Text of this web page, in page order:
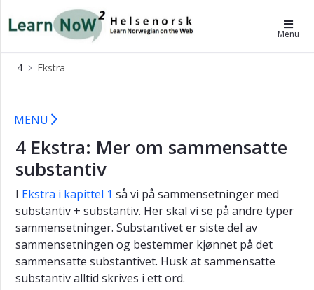
LearnNoW2-hs Menu
4 Ekstra
×
KAPITTEL
snakker
fysioterapeuten
B
Åse
har
problemer
med
synet
C
Rehabilitering
MENU
4 Ekstra: Mer om sammensatte
substantiv
I Ekstra i kapittel 1 så vi på sammensetninger med
substantiv + substantiv. Her skal vi se på andre typer
sammensetninger. Substantivet er siste del av
sammensetningen og bestemmer kjønnet på det
sammensatte substantivet. Husk at sammensatte
substantiv alltid skrives i ett ord.